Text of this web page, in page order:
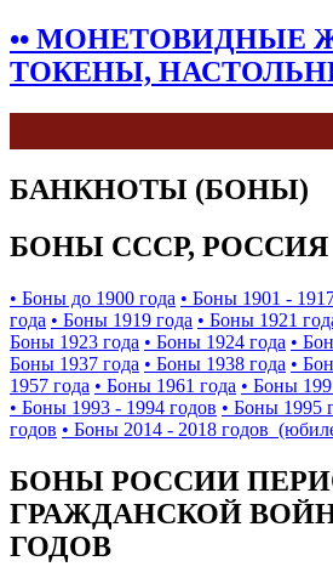
•• МОНЕТОВИДНЫЕ
ТОКЕНЫ,
БАНКНОТЫ (БОНЫ)
БОНЫ СССР, РОССИЯ
• Боны до 1900 года • Боны 1901 -
года • Боны 1919 года • Боны 1921
Боны 1923 года • Боны 1924 года •
Боны 1937 года • Боны 1938 года •
1957 года • Боны 1961 года • Боны
• Боны 1993 - 1994 годов • Боны 1995
годов • Боны 2014 - 2018 годов
БОНЫ РОССИИ
ГРАЖДАНСКОЙ
ГОДОВ